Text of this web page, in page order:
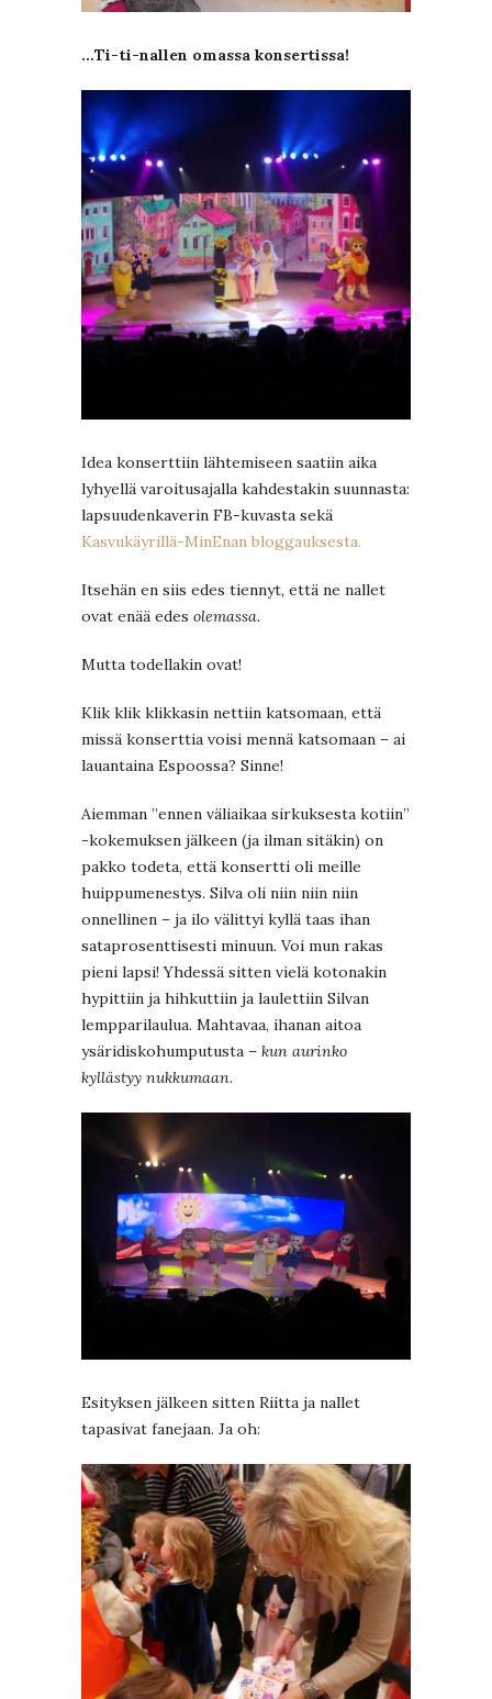
…Ti-ti-nallen omassa konsertissa!
Idea konserttiin lähtemiseen saatiin aika
lyhyellä varoitusajalla kahdestakin suunnasta:
lapsuudenkaverin FB-kuvasta sekä
Kasvukäyrillä-MinEnan bloggauksesta.
Itsehän en siis edes tiennyt, että ne nallet
ovat enää edes olemassa.
Mutta todellakin ovat!
Klik klik klikkasin nettiin katsomaan, että
missä konserttia voisi mennä katsomaan – ai
lauantaina Espoossa? Sinne!
Aiemman ”ennen väliaikaa sirkuksesta kotiin”
-kokemuksen jälkeen (ja ilman sitäkin) on
pakko todeta, että konsertti oli meille
huippumenestys. Silva oli niin niin niin
onnellinen – ja ilo välittyi kyllä taas ihan
sataprosenttisesti minuun. Voi mun rakas
pieni lapsi! Yhdessä sitten vielä kotonakin
hypittiin ja hihkuttiin ja laulettiin Silvan
lempparilaulua. Mahtavaa, ihanan aitoa
ysäridiskohumputusta – kun aurinko
kyllästyy nukkumaan.
Esityksen jälkeen sitten Riitta ja nallet
tapasivat fanejaan. Ja oh: